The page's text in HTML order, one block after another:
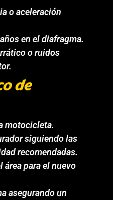
o aceleración
en el diafragma.
o ruidos
de
motocicleta.
siguiendo las
recomendadas.
área para el nuevo
asegurando un